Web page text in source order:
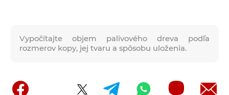
Vypočítajte objem palivového dreva podľa
rozmerov kopy, jej tvaru a spôsobu uloženia.